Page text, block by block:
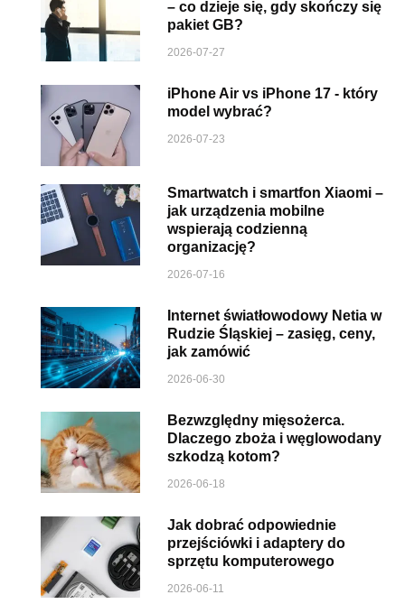
– co dzieje się, gdy skończy się
pakiet GB?
2026-07-27
iPhone Air vs iPhone 17 - który
model wybrać?
2026-07-23
Smartwatch i smartfon Xiaomi –
jak urządzenia mobilne
wspierają codzienną
organizację?
2026-07-16
Internet światłowodowy Netia w
Rudzie Śląskiej – zasięg, ceny,
jak zamówić
2026-06-30
Bezwzględny mięsożerca.
Dlaczego zboża i węglowodany
szkodzą kotom?
2026-06-18
Jak dobrać odpowiednie
przejściówki i adaptery do
sprzętu komputerowego
2026-06-11